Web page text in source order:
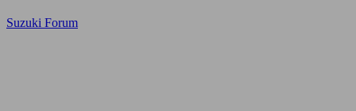
Suzuki Forum